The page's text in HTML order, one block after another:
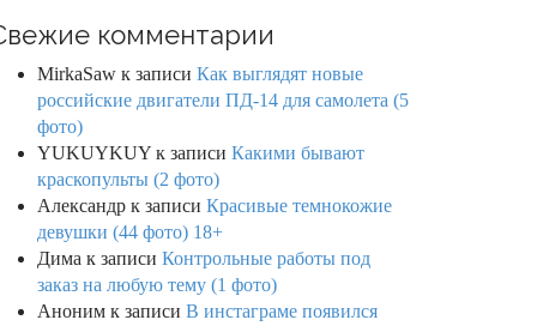
комментарии
MirkaSaw к записи Как выглядят новые
российские двигатели ПД-14 для самолета (5
фото)
YUKUYKUY к записи Какими бывают
краскопульты (2 фото)
Александр к записи Красивые темнокожие
девушки (44 фото) 18+
Дима к записи Контрольные работы под
заказ на любую тему (1 фото)
Аноним к записи В инстаграме появился